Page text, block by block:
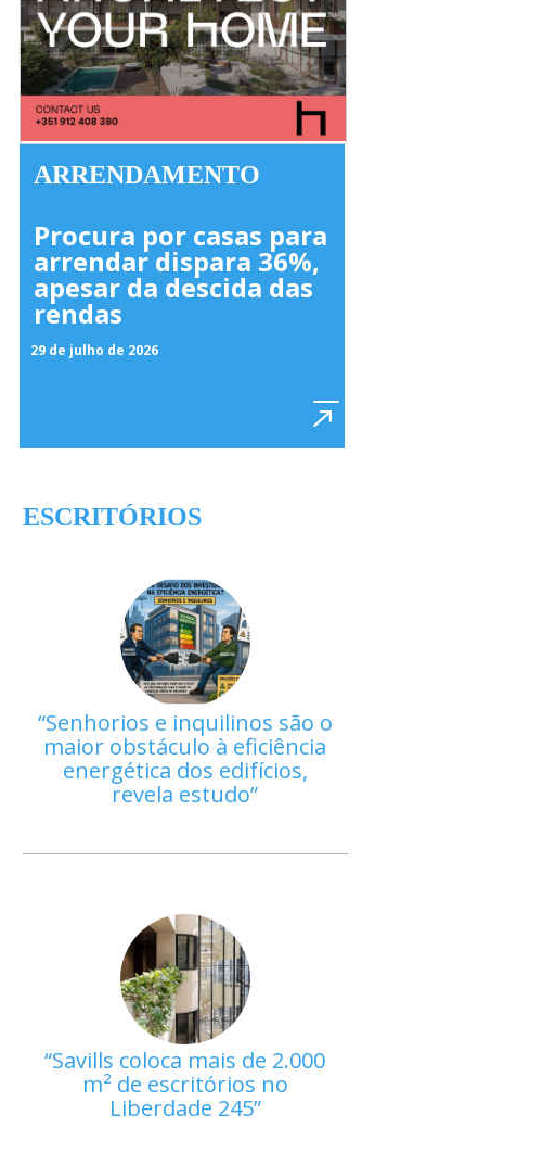
ARRENDAMENTO
Procura por casas para
arrendar dispara 36%,
apesar da descida das
rendas
29 de julho de 2026
ESCRITÓRIOS
Senhorios e inquilinos são o
maior obstáculo à eficiência
energética dos edifícios,
revela estudo
Savills coloca mais de 2.000
m² de escritórios no
Liberdade 245